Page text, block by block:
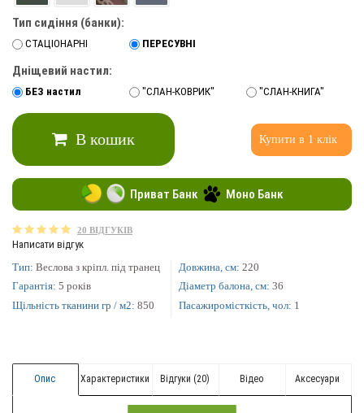
Тип сидіння (банки):
СТАЦІОНАРНІ ПЕРЕСУВНІ
Дніщевий настил:
БЕЗ настил "СЛАН-КОВРИК" "СЛАН-КНИГА"
В кошик Купити в 1 клік
Приват Банк Моно Банк
20 ВІДГУКІВ
Написати відгук
Тип: Веслова з кріпл. під транец Довжина, см: 220
Гарантія: 5 років Діаметр балона, см: 36
Щільність тканини гр / м2: 850 Пасажиромісткість, чол: 1
Опис Характеристики Відгуки (20) Відео Aксесуари